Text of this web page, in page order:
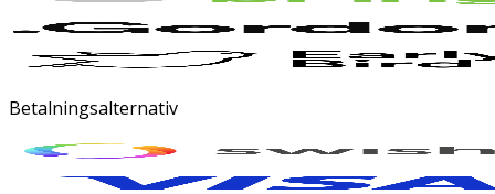
Betalningsalternativ